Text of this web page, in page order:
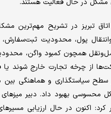
تبریز در تشریح مهم‌ترین
پول، محدودیت
همچون کمبود واگن،
از چرخه تجارت خارج شوند یا
سیاستگذاری و هماهنگی بین
بهبود داد. دبیر میزهای
کرد: اکنون در حال ارزیابی